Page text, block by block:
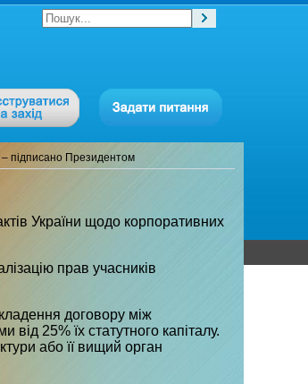
– підписано Президентом
України щодо корпоративних
прав учасників
договору між
25% їх статутного капіталу.
або її вищий орган